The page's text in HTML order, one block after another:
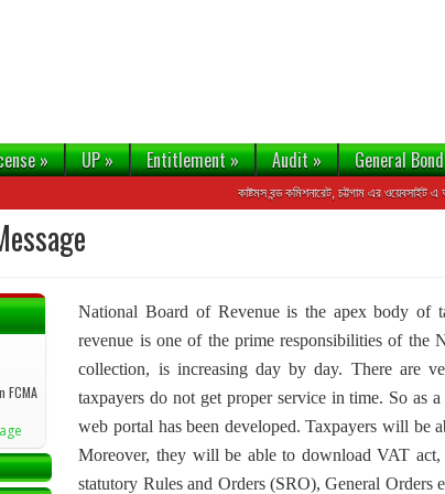
» UP» Entitlement» Audit» General Bond
কাষ্টমস বন্ড কমিশনারেট, চট্টগাম এর ওয়েবসাইট এ
FCMA
National Board of Revenue is the apex body of
revenue is one of the prime responsibilities of
collection, is increasing day by day. There are
taxpayers do not get proper service in time. So
web portal has been developed. Taxpayers will be
Moreover, they will be able to download VAT
statutory Rules and Orders (SRO), General